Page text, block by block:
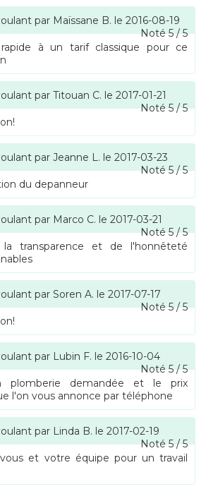
par Maïssane B. le 2016-08-19
Noté5/5
à un tarif classique pour ce
par Titouan C. le 2017-01-21
Noté5/5
par Jeanne L. le 2017-03-23
Noté5/5
du depanneur
par Marco C. le 2017-03-21
Noté5/5
la transparence et de l'honnêteté
par Soren A. le 2017-07-17
Noté5/5
par Lubin F. le 2016-10-04
Noté5/5
plomberie demandée et le prix
l'on vous annonce par téléphone
par Linda B. le 2017-02-19
Noté5/5
et votre équipe pour un travail